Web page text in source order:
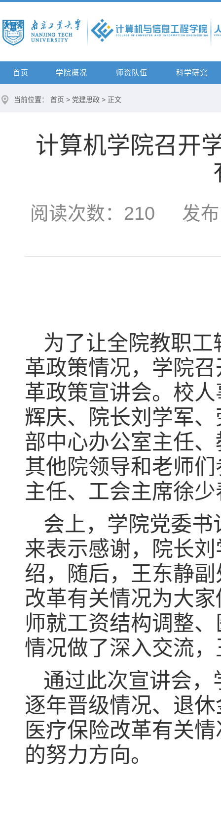
首页 学院概况 师资队伍 科学研究
当前位置： 首页 > 党建思政 > 正文
计算机学院召开
阅读次数： 210 发布
为了让全院教职
革政策情况，学院
革政策宣讲会。校
辉庆、院长刘学军
部中心办公室主任
其他院领导和老师
主任、工会主席徐
会上，学院党委
来表示感谢，院长
绍，随后，王东静
改革有关情况为大
师就工资结构调整
情况做了深入交流
通过此次宣讲会
逐年晋级情况、退
医疗保险改革有关
的努力方向。